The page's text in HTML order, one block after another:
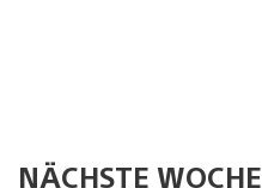
NÄCHSTE WOCHE